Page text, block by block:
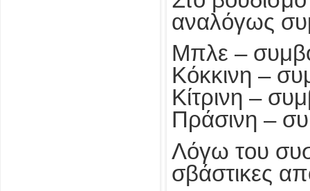
αναλόγως
Μπλε –
Κόκκινη –
Κίτρινη –
Πράσινη –
Λόγω του
σβάστικες